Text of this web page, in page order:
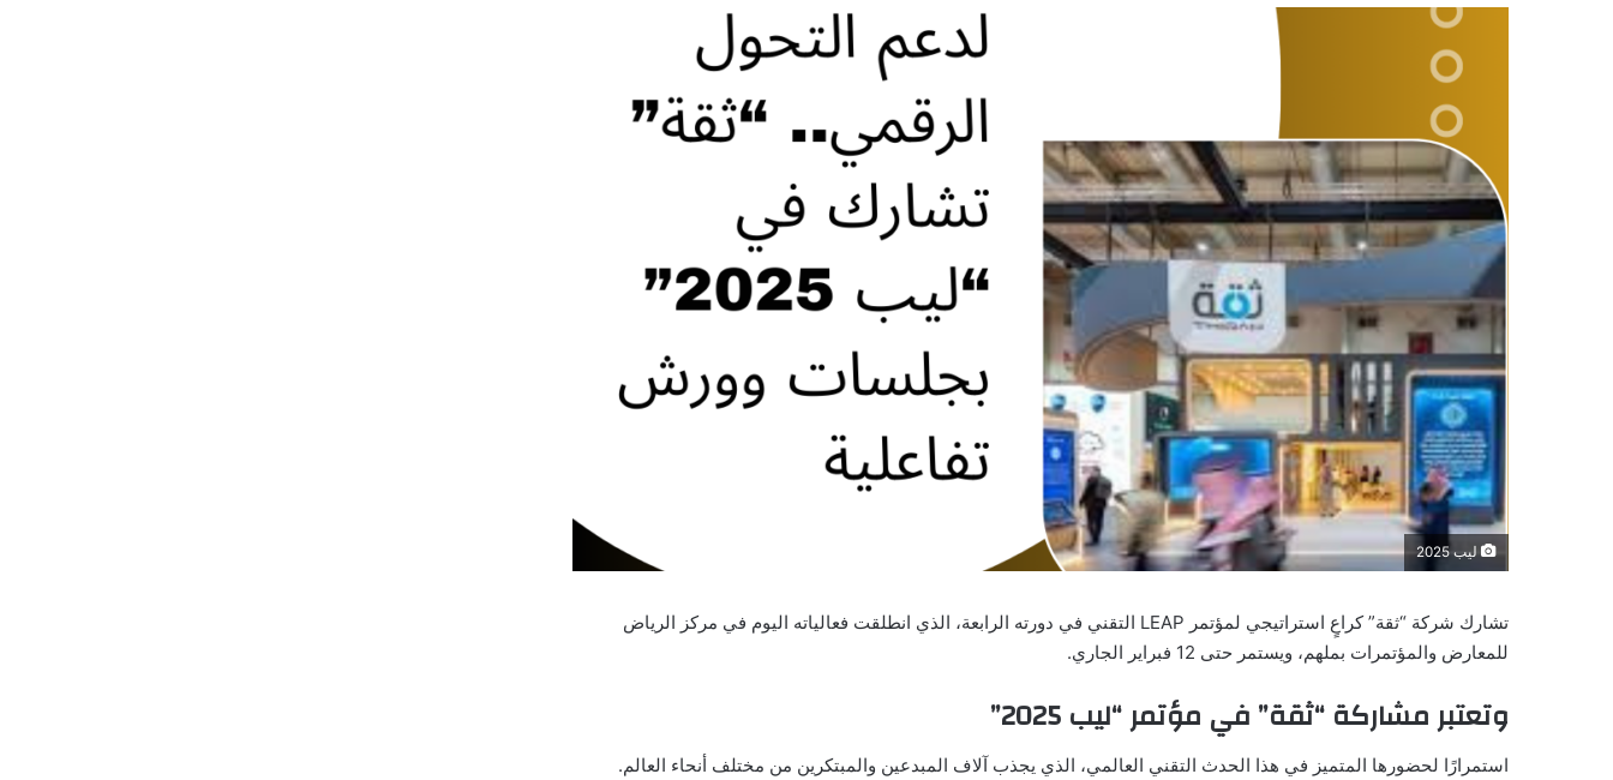
ليب 2025
تشارك شركة “ثقة” كراعٍ استراتيجي لمؤتمر LEAP التقني في دورته الرابعة، الذي انطلقت فعالياته اليوم في مركز الرياض
للمعارض والمؤتمرات بملهم، ويستمر حتى 12 فبراير الجاري.
وتعتبر مشاركة “ثقة” في مؤتمر “ليب 2025”
استمرارًا لحضورها المتميز في هذا الحدث التقني العالمي، الذي يجذب آلاف المبدعين والمبتكرين من مختلف أنحاء العالم.